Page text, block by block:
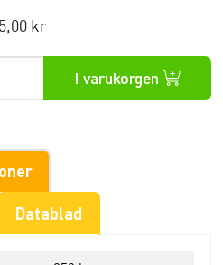
kr
I varukorgen
Datablad